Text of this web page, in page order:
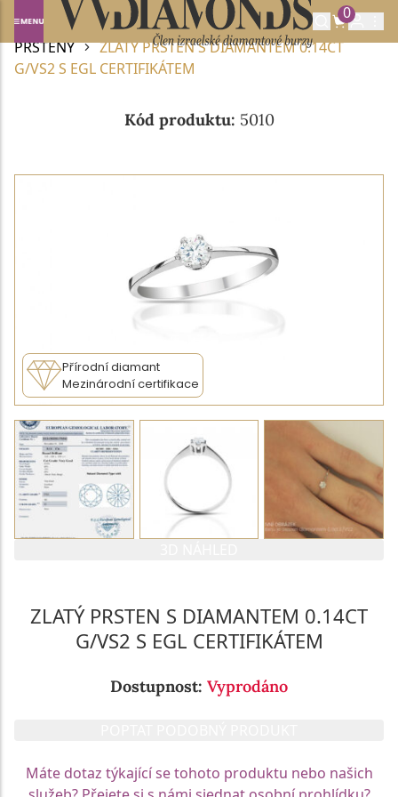
0
Domů DIAMANTOVÉ ŠPERKY
DIAMANTOVÉ
PRSTENY
ZLATÝ PRSTEN S DIAMANTEM 0.14CT
G/VS2 S EGL CERTIFIKÁTEM
Kód produktu: 5010
Přírodní diamant
Mezinárodní certifikace
ZLATÝ PRSTEN S DIAMANTEM 0.14CT
G/VS2 S EGL CERTIFIKÁTEM
Dostupnost: Vyprodáno
Máte dotaz týkající se tohoto produktu nebo našich